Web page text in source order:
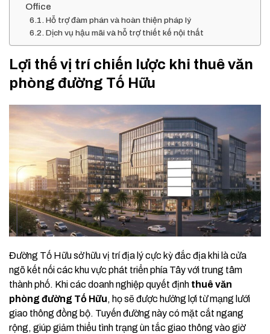
Office
Hỗ trợ đàm phán và hoàn thiện pháp lý
Dịch vụ hậu mãi và hỗ trợ thiết kế nội thất
Lợi thế vị trí chiến lược khi thuê văn
phòng đường Tố Hữu
Đường Tố Hữu sở hữu vị trí địa lý cực kỳ đắc địa khi là cửa
ngõ kết nối các khu vực phát triển phía Tây với trung tâm
thành phố. Khi các doanh nghiệp quyết định thuê văn
phòng đường Tố Hữu, họ sẽ được hưởng lợi từ mạng lưới
giao thông đồng bộ. Tuyến đường này có mặt cắt ngang
rộng, giúp giảm thiểu tình trạng ùn tắc giao thông vào giờ